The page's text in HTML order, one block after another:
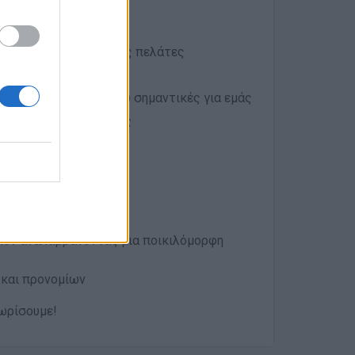
εξυπηρετικοί με τους πελάτες
συνέπεια είναι πολύ σημαντικές για εμάς
και στην ομάδα σας
αναλαμβάνοντας μια ποικιλόμορφη
προνομίων